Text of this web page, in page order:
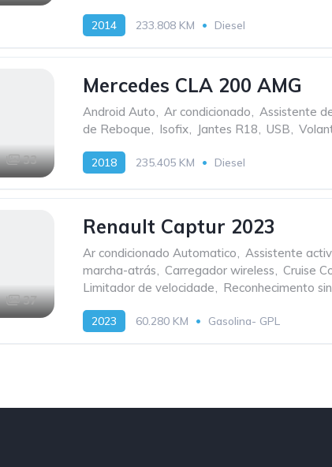
2014 233.808 KM Diesel
33
Mercedes CLA 200 AMG
Android Auto, Ar condicionado, Assistente
de Reboque, Isofix, Jantes R18, USB,
2018 235.405 KM Diesel
37
Renault Captur 2023
Ar condicionado Automatico Assistente
marcha-atrás
Carregador wireless Cruise
Limitador de velocidade
Reconhecimento
2023 60.280 KM Gasolina- GPL